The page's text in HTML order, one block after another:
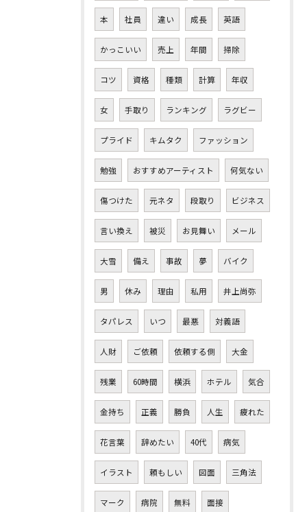
本 社員 違い 成長 英語
かっこいい 売上 年間 掃除
コツ 資格 種類 計算 年収
女 手取り ランキング ラグビー
プライド キムタク ファッション
勉強 おすすめアーティスト 何気ない
傷つけた 元ネタ 段取り ビジネス
言い換え 被災 お見舞い メール
大雪 備え 事故 夢 バイク
男 休み 理由 私用 井上尚弥
タパレス いつ 最悪 対義語
人財 ご依頼 依頼する側 大金
残業 60時間 横浜 ホテル 気合
金持ち 正義 勝負 人生 疲れた
花言葉 辞めたい 40代 病気
イラスト 頼もしい 図面 三角法
マーク 病院 無料 面接